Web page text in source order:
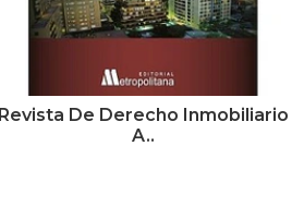
Revista De Derecho Inmobiliario
A..